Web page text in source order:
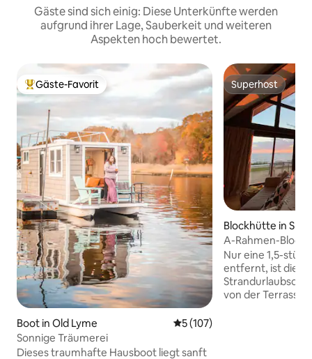
Gäste sind sich einig: Diese Unterkünfte werden
aufgrund ihrer Lage, Sauberkeit und weiteren
Aspekten hoch bewertet.
Beliebter Gäste-Favorit.
Gäste-Favorit
Boot in Old Lyme Durchschnittliche
5 (107)
Sonnige Träumerei
Dieses traumhafte Hausboot liegt sanft
Superhost
Superhost
Blockhütte in
A-Rahmen-
& epischen
Nur eine 1,5-
entfernt, ist
von der Terrasse